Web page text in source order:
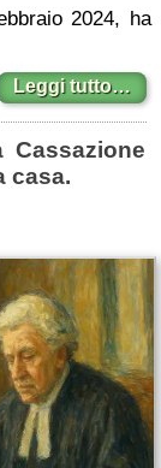
2024, ha
Leggi tutto…
casa.